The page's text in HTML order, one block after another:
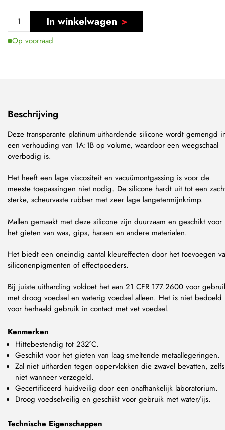
In winkelwagen
Op voorraad
Beschrijving
Deze transparante platinum-uithardende silicone wordt gemengd
een verhouding van 1A:1B op volume, waardoor een weegschaal
overbodig is.
Het heeft een lage viscositeit en vacuümontgassing is voor de
meeste toepassingen niet nodig. De silicone hardt uit tot een
sterke, scheurvaste rubber met zeer lage langetermijnkrimp.
Mallen gemaakt met deze silicone zijn duurzaam en geschikt voor
het gieten van was, gips, harsen en andere materialen.
Het biedt een oneindig aantal kleureffecten door het toevoegen
siliconenpigmenten of effectpoeders.
Bij juiste uitharding voldoet het aan 21 CFR 177.2600 voor
met droog voedsel en waterig voedsel alleen. Het is niet bedoeld
voor herhaald gebruik in contact met vet voedsel.
Kenmerken
Hittebestendig tot 232°C.
Geschikt voor het gieten van laag-smeltende metaallegeringen.
Zal niet uitharden tegen oppervlakken die zwavel bevatten, zelfs
niet wanneer verzegeld.
Gecertificeerd huidveilig door een onafhankelijk laboratorium.
Droog voedselveilig en geschikt voor gebruik met water/ijs.
Technische Eigenschappen